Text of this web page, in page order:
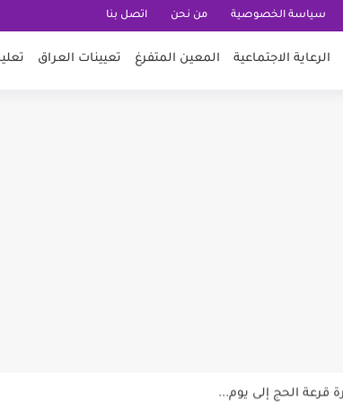
سياسة الخصوصية من نحن اتصل بنا
الرعاية الاجتماعية المعين المتفرغ تعيينات العراق